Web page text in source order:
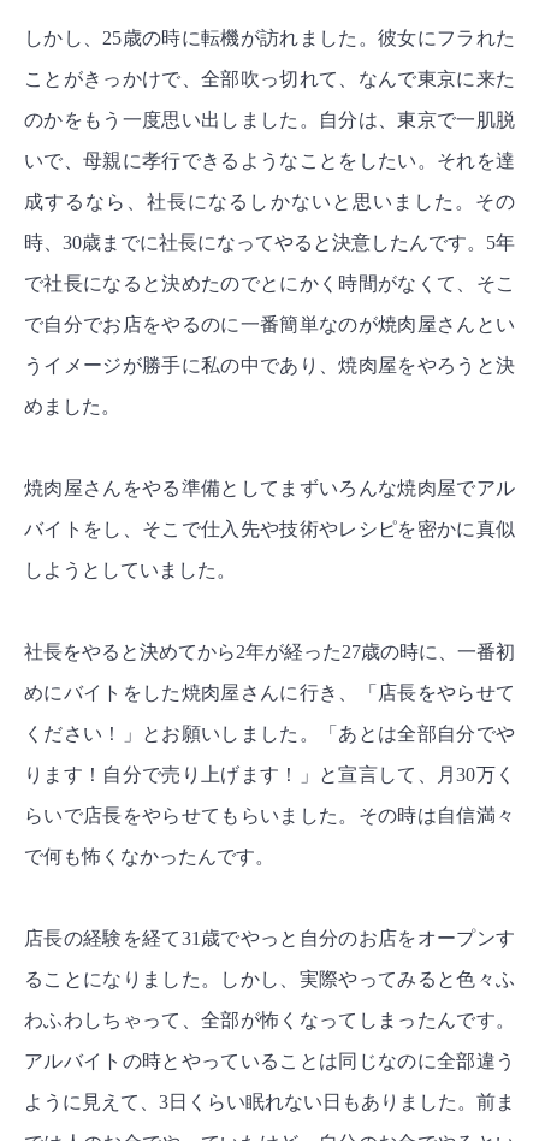
しかし、25歳の時に転機が訪れました。彼女にフラれた
ことがきっかけで、全部吹っ切れて、なんで東京に来た
のかをもう一度思い出しました。自分は、東京で一肌脱
いで、母親に孝行できるようなことをしたい。それを達
成するなら、社長になるしかないと思いました。その
時、30歳までに社長になってやると決意したんです。5年
で社長になると決めたのでとにかく時間がなくて、そこ
で自分でお店をやるのに一番簡単なのが焼肉屋さんとい
うイメージが勝手に私の中であり、焼肉屋をやろうと決
めました。
焼肉屋さんをやる準備としてまずいろんな焼肉屋でアル
バイトをし、そこで仕入先や技術やレシピを密かに真似
しようとしていました。
社長をやると決めてから2年が経った27歳の時に、一番初
めにバイトをした焼肉屋さんに行き、「店長をやらせて
ください！」とお願いしました。「あとは全部自分でや
ります！自分で売り上げます！」と宣言して、月30万く
らいで店長をやらせてもらいました。その時は自信満々
で何も怖くなかったんです。
店長の経験を経て31歳でやっと自分のお店をオープンす
ることになりました。しかし、実際やってみると色々ふ
わふわしちゃって、全部が怖くなってしまったんです。
アルバイトの時とやっていることは同じなのに全部違う
ように見えて、3日くらい眠れない日もありました。前ま